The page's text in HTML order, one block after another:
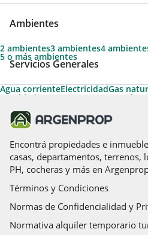
Ambientes
2 ambientes3 ambientes4
5 o más ambientes
Servicios Generales
Agua corrienteElectricidadGas
Amoblado Ascensores de
Encontrá propiedades e
casas, departamentos, terrenos,
PH, cocheras y más en
Términos y Condiciones
Normas de Confidencialidad y
Normativa alquiler temporario